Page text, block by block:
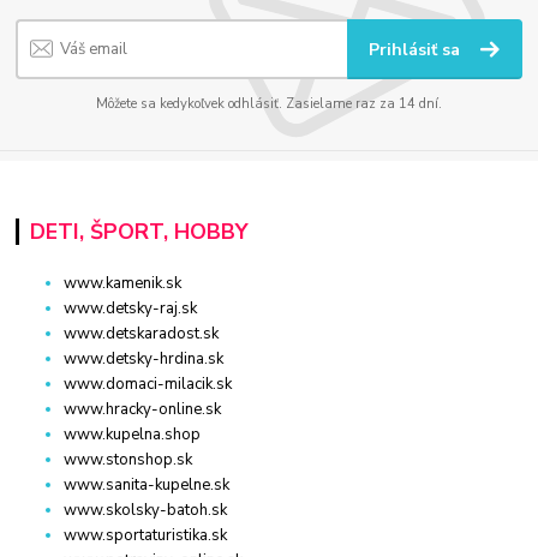
Prihlásiť sa
Môžete sa kedykoľvek odhlásiť. Zasielame raz za 14 dní.
DETI, ŠPORT, HOBBY
www.kamenik.sk
www.detsky-raj.sk
www.detskaradost.sk
www.detsky-hrdina.sk
www.domaci-milacik.sk
www.hracky-online.sk
www.kupelna.shop
www.stonshop.sk
www.sanita-kupelne.sk
www.skolsky-batoh.sk
www.sportaturistika.sk